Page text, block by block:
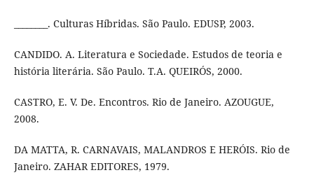
________. Culturas Híbridas. São Paulo. EDUSP, 2003.
CANDIDO. A. Literatura e Sociedade. Estudos de teoria e
história literária. São Paulo. T.A. QUEIRÓS, 2000.
CASTRO, E. V. De. Encontros. Rio de Janeiro. AZOUGUE,
2008.
DA MATTA, R. CARNAVAIS, MALANDROS E HERÓIS. Rio de
Janeiro. ZAHAR EDITORES, 1979.